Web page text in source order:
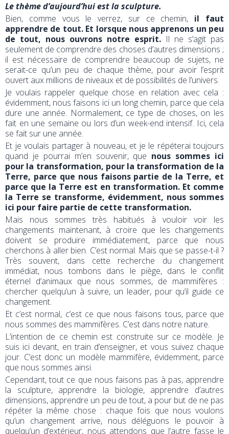
Le thème d’aujourd’hui est la sculpture.
Bien, comme vous le verrez, sur ce chemin, il faut
apprendre de tout. Et lorsque nous apprenons un peu
de tout, nous ouvrons notre esprit. Il ne s’agit pas
seulement de comprendre des choses d’autres dimensions ;
il est nécessaire de comprendre beaucoup de sujets, ne
serait-ce qu’un peu de chaque thème, pour avoir l’esprit
ouvert aux millions de niveaux et de possibilités de l’univers.
Je voulais rappeler quelque chose en relation avec cela :
évidemment, nous faisons ici un long chemin, parce que cela
dure une année. Normalement, ce type de choses, on les
fait en une semaine ou lors d’un week-end intensif. Ici, cela
se fait sur une année.
Et je voulais partager à nouveau, et je le répéterai toujours
quand je pourrai m’en souvenir, que nous sommes ici
pour la transformation, pour la transformation de la
Terre, parce que nous faisons partie de la Terre, et
parce que la Terre est en transformation. Et comme
la Terre se transforme, évidemment, nous sommes
ici pour faire partie de cette transformation.
Mais nous sommes très habitués à vouloir voir les
changements maintenant, à croire que les changements
doivent se produire immédiatement, parce que nous
cherchons à aller bien. C’est normal. Mais que se passe-t-il ?
Très souvent, dans cette recherche du changement
immédiat, nous tombons dans le piège, dans le conflit
éternel d’animaux que nous sommes, de mammifères :
chercher quelqu’un à suivre, un leader, pour qu’il guide ce
changement.
Et c’est normal, c’est ce que nous faisons tous, parce que
nous sommes des mammifères. C’est dans notre nature.
L’intention de ce chemin est construite sur ce modèle. Je
suis ici devant, en train d’enseigner, et vous suivez chaque
jour. C’est donc un modèle mammifère, évidemment, parce
que nous sommes ainsi.
Cependant, tout ce que nous faisons pas à pas, apprendre
la sculpture, apprendre la biologie, apprendre d’autres
dimensions, apprendre un peu de tout, a pour but de ne pas
répéter la même chose : chaque fois que nous voulons
qu’un changement arrive, nous déléguons le pouvoir à
quelqu’un d’extérieur, nous attendons que l’autre fasse le